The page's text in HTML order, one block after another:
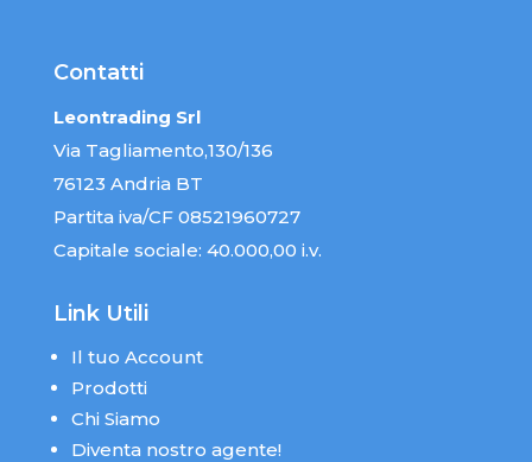
Contatti
Leontrading Srl
Via Tagliamento,130/136
76123 Andria BT
Partita iva/CF 08521960727
Capitale sociale: 40.000,00 i.v.
Link Utili
Il tuo Account
Prodotti
Chi Siamo
Diventa nostro agente!